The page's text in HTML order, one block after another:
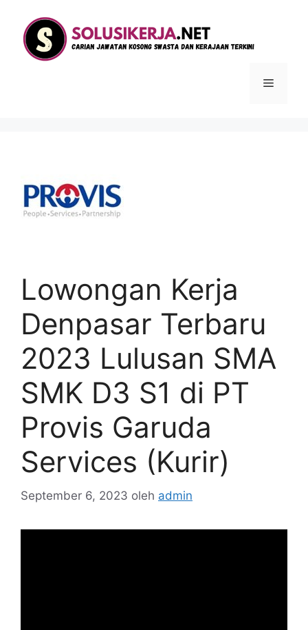
Menu
Lowongan Kerja
Denpasar Terbaru
2023 Lulusan SMA
SMK D3 S1 di PT
Provis Garuda
Services (Kurir)
September 6, 2023 oleh admin